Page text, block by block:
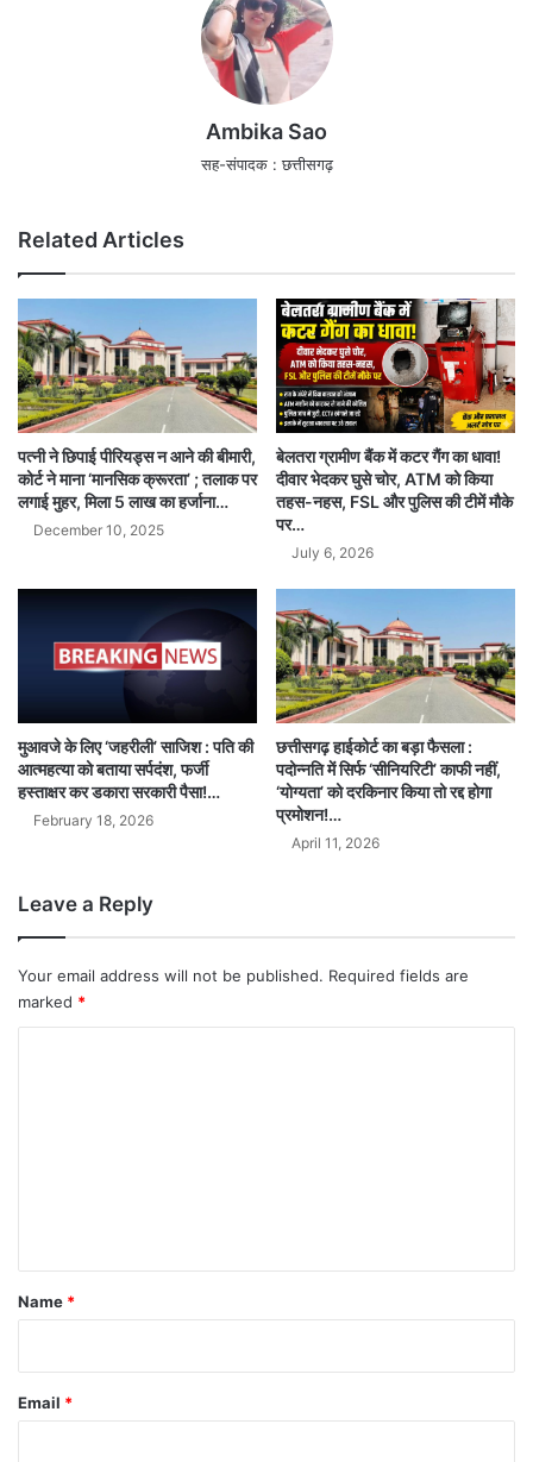
Ambika Sao
सह-संपादक : छत्तीसगढ़
Related Articles
पत्नी ने छिपाई पीरियड्स न आने की बीमारी,
कोर्ट ने माना ‘मानसिक क्रूरता’ ; तलाक पर
लगाई मुहर, मिला 5 लाख का हर्जाना…
December 10, 2025
बेलतरा ग्रामीण बैंक में कटर गैंग का धावा!
दीवार भेदकर घुसे चोर, ATM को किया
तहस-नहस, FSL और पुलिस की टीमें मौके
पर…
July 6, 2026
मुआवजे के लिए ‘जहरीली’ साजिश : पति की
आत्महत्या को बताया सर्पदंश, फर्जी
हस्ताक्षर कर डकारा सरकारी पैसा!…
February 18, 2026
छत्तीसगढ़ हाईकोर्ट का बड़ा फैसला :
पदोन्नति में सिर्फ ‘सीनियरिटी’ काफी नहीं,
‘योग्यता’ को दरकिनार किया तो रद्द होगा
प्रमोशन!…
April 11, 2026
Leave a Reply
Your email address will not be published. Required fields are
marked *
*
Name *
Email *